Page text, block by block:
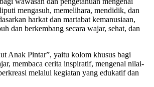
mengasuh, memelihara, mendidik, dan
harkat dan martabat kemanusiaan,
dan berkembang secara wajar, sehat, dan
Anak Pintar”, yaitu kolom khusus bagi
membaca cerita inspiratif, mengenal nilai-
melalui kegiatan yang edukatif dan